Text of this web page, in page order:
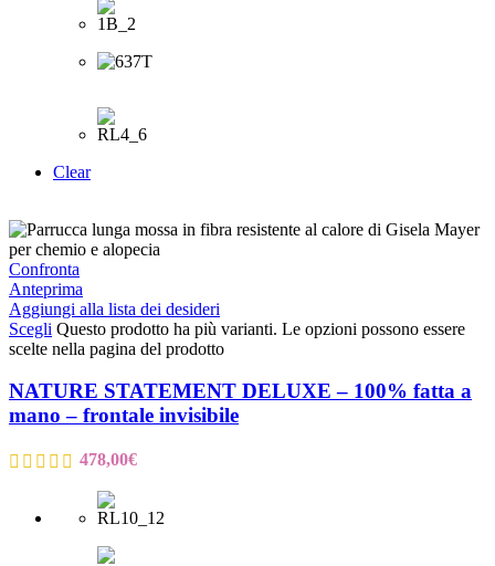
Clear
Confronta
Anteprima
Aggiungi alla lista dei desideri
Scegli Questo prodotto ha più varianti. Le opzioni possono essere
scelte nella pagina del prodotto
NATURE STATEMENT DELUXE – 100% fatta a
mano – frontale invisibile
478,00€